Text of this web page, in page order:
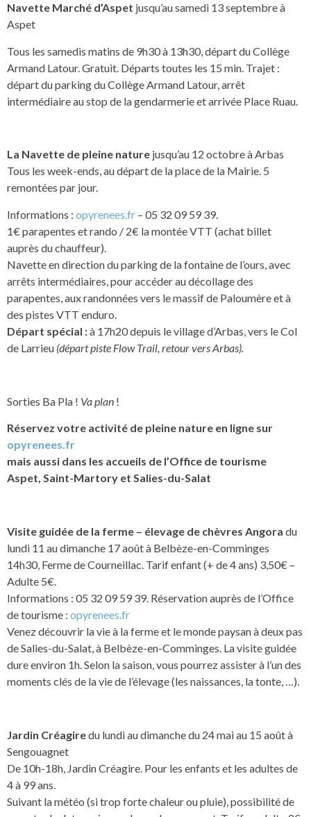
Navette Marché d’Aspet jusqu’au samedi 13 septembre à
Aspet
Tous les samedis matins de 9h30 à 13h30, départ du Collège
Armand Latour. Gratuit. Départs toutes les 15 min. Trajet :
départ du parking du Collège Armand Latour, arrêt
intermédiaire au stop de la gendarmerie et arrivée Place Ruau.
La Navette de pleine nature jusqu’au 12 octobre à Arbas
Tous les week-ends, au départ de la place de la Mairie. 5
remontées par jour.
Informations : opyrenees.fr – 05 32 09 59 39.
1€ parapentes et rando / 2€ la montée VTT (achat billet
auprès du chauffeur).
Navette en direction du parking de la fontaine de l’ours, avec
arrêts intermédiaires, pour accéder au décollage des
parapentes, aux randonnées vers le massif de Paloumère et à
des pistes VTT enduro.
Départ spécial :à 17h20 depuis le village d’Arbas, vers le Col
de Larrieu (départ piste Flow Trail, retour vers Arbas).
Sorties Ba Pla ! Va plan !
Réservez votre activité de pleine nature en ligne sur
opyrenees.fr
mais aussi dans les accueils de l’Office de tourisme
Aspet, Saint-Martory et Salies-du-Salat
Visite guidée de la ferme – élevage de chèvres Angora du
lundi 11 au dimanche 17 août à Belbèze-en-Comminges
14h30, Ferme de Courneillac. Tarif enfant (+ de 4 ans) 3,50€ –
Adulte 5€.
Informations : 05 32 09 59 39. Réservation auprès de l’Office
de tourisme : opyrenees.fr
Venez découvrir la vie à la ferme et le monde paysan à deux pas
de Salies-du-Salat, à Belbèze-en-Comminges. La visite guidée
dure environ 1h. Selon la saison, vous pourrez assister à l’un des
moments clés de la vie de l’élevage (les naissances, la tonte, …).
Jardin Créagiredu lundi au dimanche du 24 mai au 15 août à
Sengouagnet
De 10h-18h, Jardin Créagire. Pour les enfants et les adultes de
4 à 99 ans.
Suivant la météo (si trop forte chaleur ou pluie), possibilité de